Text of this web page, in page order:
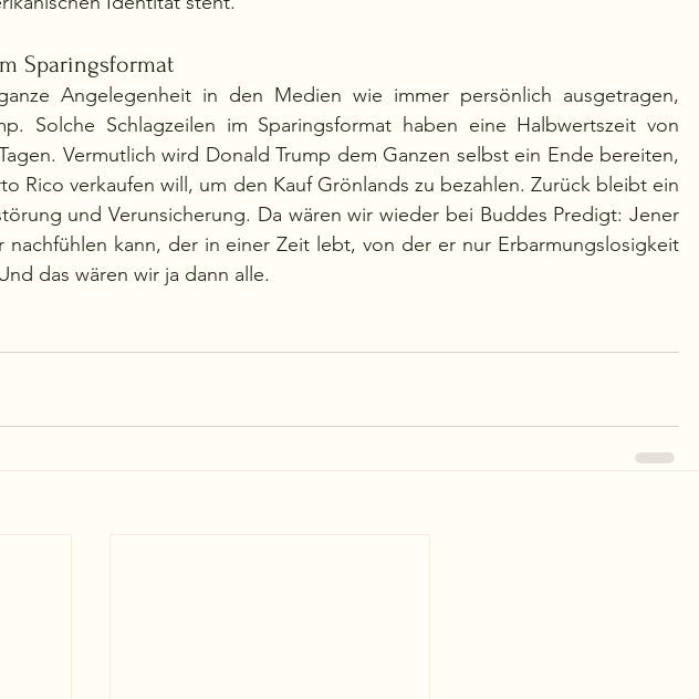
Sparingsformat
Angelegenheit in den Medien wie immer persönlich ausgetragen,
Solche Schlagzeilen im Sparingsformat haben eine Halbwertszeit von
Vermutlich wird Donald Trump dem Ganzen selbst ein Ende bereiten,
Rico verkaufen will, um den Kauf Grönlands zu bezahlen. Zurück bleibt ein
und Verunsicherung. Da wären wir wieder bei Buddes Predigt: Jener
nachfühlen kann, der in einer Zeit lebt, von der er nur Erbarmungslosigkeit
das wären wir ja dann alle.